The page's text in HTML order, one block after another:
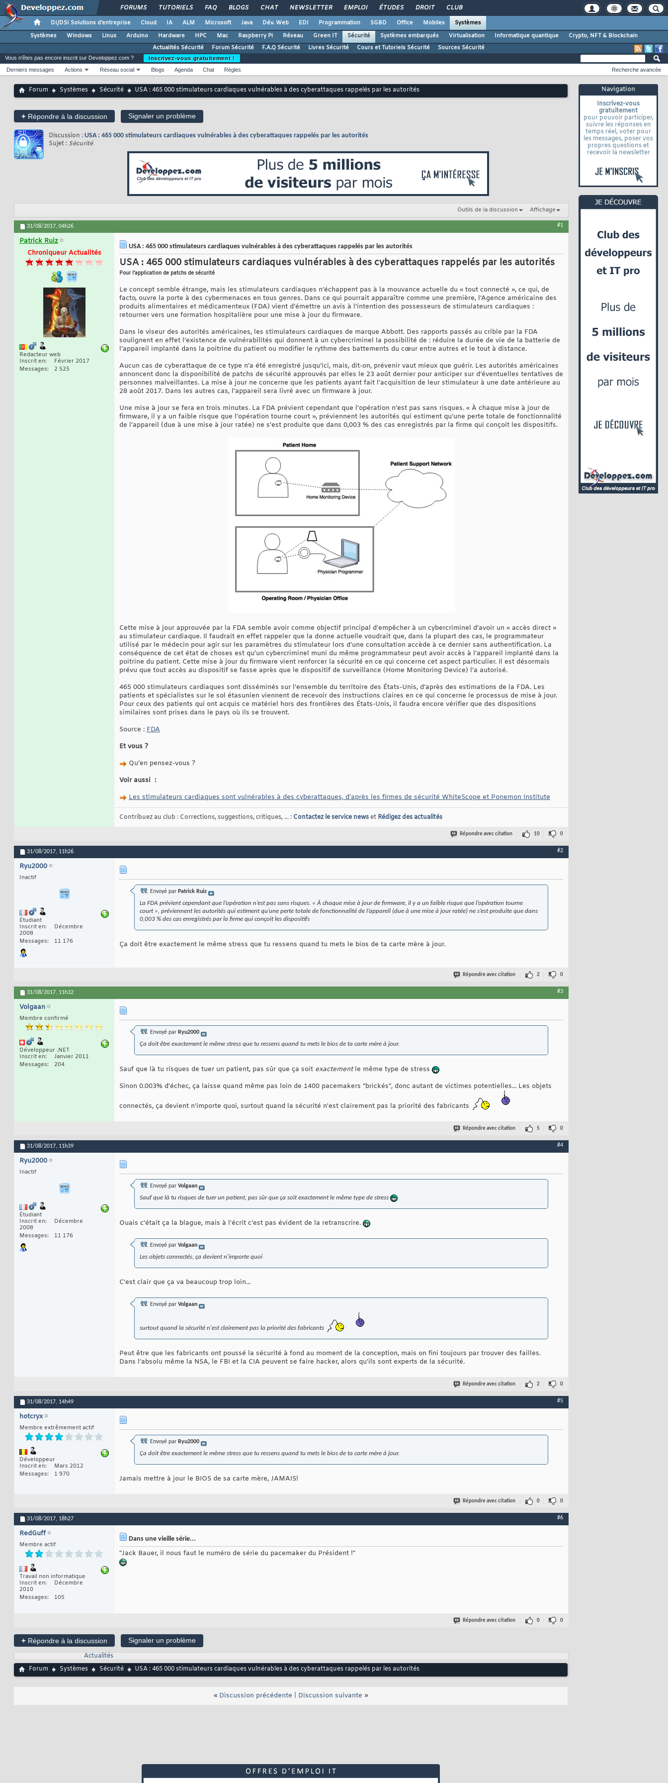
FORUMS TUTORIELS FAQ BLOGS CHAT NEWSLETTER EMPLOI ÉTUDES DROIT CLUB
DI/DSI Solutions d'entreprise Cloud IA ALM Microsoft Java Dév. Web EDI Programmation SGBD Office Mobiles
Systèmes
Systèmes
Windows Linux Arduino Hardware HPC Mac Raspberry Pi Réseau Green IT Sécurité Systèmes embarqués Virtualisation Informatique quantique
Crypto, NFT & Blockchain
Actualités Sécurité
Forum Sécurité F.A.Q Sécurité Livres Sécurité Cours et Tutoriels Sécurité Sources Sécurité
Navigation
Inscrivez-vous
gratuitement
pour pouvoir participer,
suivre les réponses en
temps réel, voter pour
les messages, poser vos
propres questions et
recevoir la newsletter
Vous n'êtes pas encore inscrit sur Developpez.com ?
Inscrivez-vous gratuitement !
Derniers messages
Actions Réseau social Blogs Agenda Chat Règles Recherche avancée
Forum Systèmes Sécurité USA : 465 000 stimulateurs cardiaques vulnérables à des cyberattaques rappelés par les autorités
+ Répondre à la discussion Signaler un problème
Discussion : USA : 465 000 stimulateurs cardiaques vulnérables à des cyberattaques rappelés par les autorités
Sujet : Sécurité
Outils de la discussion Affichage
31/08/2017, 04h26 #1
Patrick Ruiz
Chroniqueur Actualités
Redacteur web
Inscrit en
Février 2017
Messages
2 525
USA : 465 000 stimulateurs cardiaques vulnérables à des cyberattaques rappelés par les autorités
USA : 465 000 stimulateurs cardiaques vulnérables à des cyberattaques rappelés par les autorités
Pour l’application de patchs de sécurité
Le concept semble étrange, mais les stimulateurs cardiaques n’échappent pas à la mouvance actuelle du « tout connecté », ce qui, de
facto, ouvre la porte à des cybermenaces en tous genres. Dans ce qui pourrait apparaître comme une première, l’Agence américaine des
produits alimentaires et médicamenteux (FDA) vient d’émettre un avis à l’intention des possesseurs de stimulateurs cardiaques :
retourner vers une formation hospitalière pour une mise à jour du firmware.
Dans le viseur des autorités américaines, les stimulateurs cardiaques de marque Abbott. Des rapports passés au crible par la FDA
soulignent en effet l’existence de vulnérabilités qui donnent à un cybercriminel la possibilité de : réduire la durée de vie de la batterie de
l’appareil implanté dans la poitrine du patient ou modifier le rythme des battements du cœur entre autres et le tout à distance.
Aucun cas de cyberattaque de ce type n’a été enregistré jusqu’ici, mais, dit-on, prévenir vaut mieux que guérir. Les autorités américaines
annoncent donc la disponibilité de patchs de sécurité approuvés par elles le 23 août dernier pour anticiper sur d’éventuelles tentatives de
personnes malveillantes. La mise à jour ne concerne que les patients ayant fait l’acquisition de leur stimulateur à une date antérieure au
28 août 2017. Dans les autres cas, l’appareil sera livré avec un firmware à jour.
Une mise à jour se fera en trois minutes. La FDA prévient cependant que l’opération n’est pas sans risques. « À chaque mise à jour de
firmware, il y a un faible risque que l’opération tourne court », préviennent les autorités qui estiment qu’une perte totale de fonctionnalité
de l’appareil (due à une mise à jour ratée) ne s’est produite que dans 0,003 % des cas enregistrés par la firme qui conçoit les dispositifs.
Cette mise à jour approuvée par la FDA semble avoir comme objectif principal d’empêcher à un cybercriminel d’avoir un « accès direct »
au stimulateur cardiaque. Il faudrait en effet rappeler que la donne actuelle voudrait que, dans la plupart des cas, le programmateur
utilisé par le médecin pour agir sur les paramètres du stimulateur lors d’une consultation accède à ce dernier sans authentification. La
conséquence de cet état de choses est qu’un cybercriminel muni du même programmateur peut avoir accès à l’appareil implanté dans la
poitrine du patient. Cette mise à jour du firmware vient renforcer la sécurité en ce qui concerne cet aspect particulier. Il est désormais
prévu que tout accès au dispositif se fasse après que le dispositif de surveillance (Home Monitoring Device) l’a autorisé.
465 000 stimulateurs cardiaques sont disséminés sur l’ensemble du territoire des États-Unis, d’après des estimations de la FDA. Les
patients et spécialistes sur le sol étasunien viennent de recevoir des instructions claires en ce qui concerne le processus de mise à jour.
Pour ceux des patients qui ont acquis ce matériel hors des frontières des États-Unis, il faudra encore vérifier que des dispositions
similaires sont prises dans le pays où ils se trouvent.
Source : FDA
Et vous ?
Qu’en pensez-vous ?
Voir aussi :
Les stimulateurs cardiaques sont vulnérables à des cyberattaques, d'après les firmes de sécurité WhiteScope et Ponemon Institute
Contribuez au club : Corrections, suggestions, critiques, ... : Contactez le service newset Rédigez des actualités
Répondre avec citation 10 0
31/08/2017, 11h26 #2
Ryu2000
Inactif
Étudiant
Inscrit en
Décembre
2008
Messages
11 176
Envoyé par Patrick Ruiz
La FDA prévient cependant que l’opération n’est pas sans risques. « À chaque mise à jour de firmware, il y a un faible risque que l’opération tourne
court », préviennent les autorités qui estiment qu’une perte totale de fonctionnalité de l’appareil (due à une mise à jour ratée) ne s’est produite que dans
0,003 % des cas enregistrés par la firme qui conçoit les dispositifs
Ça doit être exactement le même stress que tu ressens quand tu mets le bios de ta carte mère à jour.
Répondre avec citation 2 0
31/08/2017, 11h32 #3
Volgaan
Membre confirmé
Développeur .NET
Inscrit en
Janvier 2011
Messages
204
Envoyé par Ryu2000
Ça doit être exactement le même stress que tu ressens quand tu mets le bios de ta carte mère à jour.
Sauf que là tu risques de tuer un patient, pas sûr que ça soit exactementle même type de stress
Sinon 0.003% d'échec, ça laisse quand même pas loin de 1400 pacemakers "brickés", donc autant de victimes potentielles... Les objets
connectés, ça devient n'importe quoi, surtout quand la sécurité n'est clairement pas la priorité des fabricants
Répondre avec citation 5 0
31/08/2017, 11h39 #4
Ryu2000
Inactif
Étudiant
Inscrit en
Décembre
2008
Messages
11 176
Envoyé par Volgaan
Sauf que là tu risques de tuer un patient, pas sûr que ça soitexactementle même type de stress
Ouais c'était ça la blague, mais à l'écrit c'est pas évident de la retranscrire.
Envoyé par Volgaan
Les objets connectés, ça devient n'importe quoi
C'est clair que ça va beaucoup trop loin...
Envoyé par Volgaan
surtout quand la sécurité n'est clairement pas la priorité des fabricants
Peut être que les fabricants ont poussé la sécurité à fond au moment de la conception, mais on fini toujours par trouver des failles.
Dans l’absolu même la NSA, le FBI et la CIA peuvent se faire hacker, alors qu'ils sont experts de la sécurité.
Répondre avec citation 2 0
31/08/2017, 14h49 #5
hotcryx
Membre extrêmement actif
Développeur
Inscrit en
Mars 2012
Messages
1 970
Envoyé par Ryu2000
Ça doit être exactement le même stress que tu ressens quand tu mets le bios de ta carte mère à jour.
Jamais mettre à jour le BIOS de sa carte mère, JAMAIS!
Répondre avec citation 0 0
31/08/2017, 18h27 #6
RedGuff
Membre actif
Travail non informatique
Inscrit en
Décembre
2010
Messages
105
Dans une vieille série...
"Jack Bauer, il nous faut le numéro de série du pacemaker du Président !"
Répondre avec citation 0 0
+ Répondre à la discussion
Signaler un problème
Actualités
Forum
Systèmes Sécurité USA : 465 000 stimulateurs cardiaques vulnérables à des cyberattaques rappelés par les autorités
« Discussion précédente Discussion suivante »